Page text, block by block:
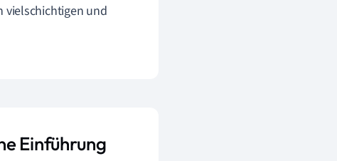
vielschichtigen und
Einführung